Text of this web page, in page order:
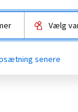
CVR-nummer
Vælg
senere